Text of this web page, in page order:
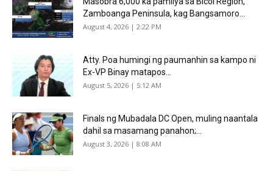
Zamboanga Peninsula, kag Bangsamoro...
August 4, 2026 | 2:22 PM
Atty. Poa humingi ng paumanhin sa kampo ni
Ex-VP Binay matapos...
August 5, 2026 | 5:12 AM
Finals ng Mubadala DC Open, muling naantala
dahil sa masamang panahon;...
August 3, 2026 | 8:08 AM